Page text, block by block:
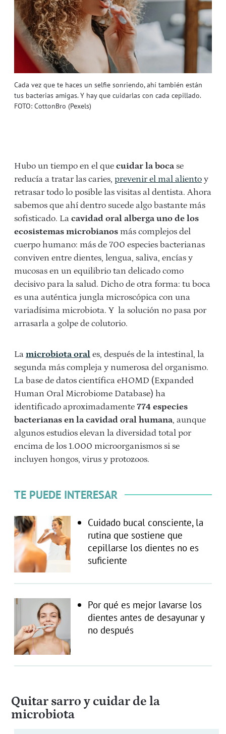
Cada vez que te haces un selfie sonriendo, ahí también están
tus bacterias amigas. Y hay que cuidarlas con cada cepillado.
FOTO: CottonBro (Pexels)
Hubo un tiempo en el que cuidar la boca se
reducía a tratar las caries, prevenir el mal aliento y
retrasar todo lo posible las visitas al dentista. Ahora
sabemos que ahí dentro sucede algo bastante más
sofisticado. La cavidad oral alberga uno de los
ecosistemas microbianos más complejos del
cuerpo humano: más de 700 especies bacterianas
conviven entre dientes, lengua, saliva, encías y
mucosas en un equilibrio tan delicado como
decisivo para la salud. Dicho de otra forma: tu boca
es una auténtica jungla microscópica con una
variadísima microbiota. Y la solución no pasa por
arrasarla a golpe de colutorio.
La microbiota oral es, después de la intestinal, la
segunda más compleja y numerosa del organismo.
La base de datos científica eHOMD (Expanded
Human Oral Microbiome Database) ha
identificado aproximadamente 774 especies
bacterianas en la cavidad oral humana, aunque
algunos estudios elevan la diversidad total por
encima de los 1.000 microorganismos si se
incluyen hongos, virus y protozoos.
TE PUEDE INTERESAR
Cuidado bucal consciente, la
rutina que sostiene que
cepillarse los dientes no es
suficiente
Por qué es mejor lavarse los
dientes antes de desayunar y
no después
Quitar sarro y cuidar de la
microbiota